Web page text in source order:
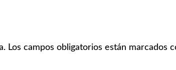
Los campos obligatorios están marcados